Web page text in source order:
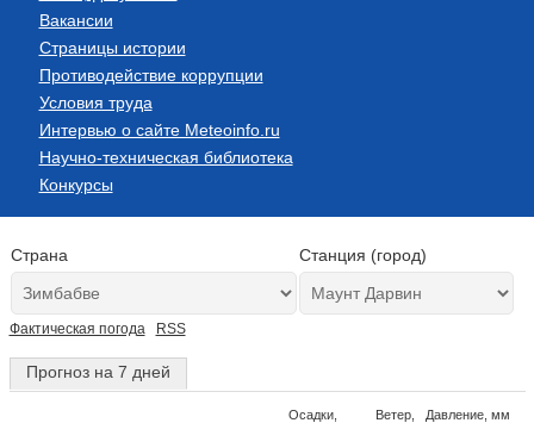
Вакансии
Страницы истории
Противодействие коррупции
Условия труда
Интервью о сайте Meteoinfo.ru
Научно-техническая библиотека
Конкурсы
Страна Станция (город)
Фактическая погода RSS
Прогноз на 7 дней
Осадки,
Ветер,
Давление, мм